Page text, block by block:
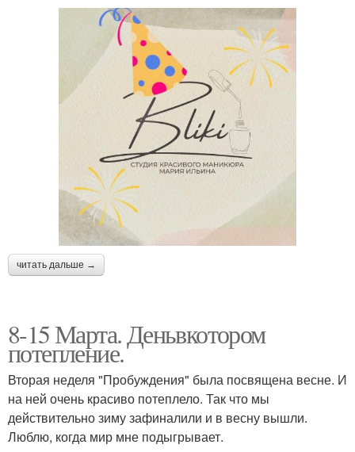
читать дальше →
8-15 Марта. Деньвкотором
потепление.
Вторая неделя "Пробуждения" была посвящена весне. И
на ней очень красиво потеплело. Так что мы
действительно зиму зафиналили и в весну вышли.
Люблю, когда мир мне подыгрывает.